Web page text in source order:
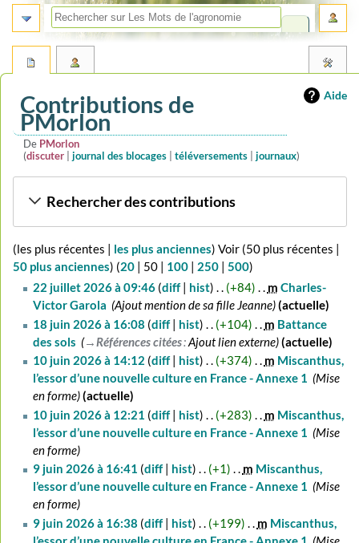
Aide
Contributions de
PMorlon
De PMorlon
discuter
journal des blocages téléversements journaux
Rechercher des contributions
(les plus récentes | les plus anciennes) Voir (50 plus récentes |
50 plus anciennes) (20 | 50 | 100 | 250 | 500)
22
juillet
2026
22 juillet 2026 à 09:46 diff hist +84 m Charles-
Victor Garola Ajout mention de sa fille Jeanne actuelle
18
juin
2026
18 juin 2026 à 16:08 diff hist +104 m Battance
des sols →‎Références citées:Ajout lien externe actuelle
10
juin
2026
10 juin 2026 à 14:12 diff hist +374 m Miscanthus,
l’essor d’une nouvelle culture en France - Annexe 1 Mise
en forme
actuelle
10 juin 2026 à 12:21 diff hist +283 m Miscanthus,
l’essor d’une nouvelle culture en France - Annexe 1 Mise
en forme
juin
2026
9 juin 2026 à 16:41 diff hist +1 m Miscanthus,
l’essor d’une nouvelle culture en France - Annexe 1 Mise
en forme
9 juin 2026 à 16:38 diff hist +199 m Miscanthus,